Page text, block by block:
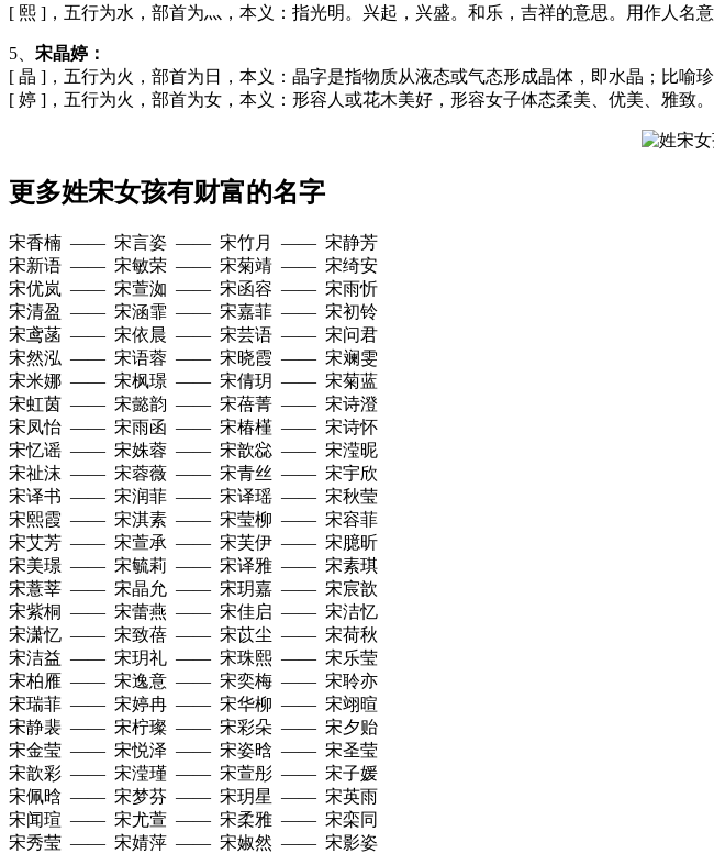
[ 熙 ]，五行为水，部首为灬，本义：指光明。兴起，兴盛。和乐，吉祥的意思。用作人名
5、 宋晶婷：
[ 晶 ]，五行为火，部首为日，本义：晶字是指物质从液态或气态形成晶体，即水晶；比喻
[ 婷 ]，五行为火，部首为女，本义：形容人或花木美好，形容女子体态柔美、优美、雅致
更多姓宋女孩有财富的名字
宋香楠 —— 宋言姿 —— 宋竹月 —— 宋静芳
宋新语 —— 宋敏荣 —— 宋菊靖 —— 宋绮安
宋优岚 —— 宋萱洳 —— 宋函容 —— 宋雨忻
宋清盈 —— 宋涵霏 —— 宋嘉菲 —— 宋初铃
宋鸢菡 —— 宋依晨 —— 宋芸语 —— 宋问君
宋然泓 —— 宋语蓉 —— 宋晓霞 —— 宋斓雯
宋米娜 —— 宋枫璟 —— 宋倩玥 —— 宋菊蓝
宋虹茵 —— 宋懿韵 —— 宋蓓菁 —— 宋诗澄
宋凤怡 —— 宋雨函 —— 宋椿槿 —— 宋诗怀
宋忆谣 —— 宋姝蓉 —— 宋歆惢 —— 宋滢昵
宋祉沫 —— 宋蓉薇 —— 宋青丝 —— 宋宇欣
宋译书 —— 宋润菲 —— 宋译瑶 —— 宋秋莹
宋熙霞 —— 宋淇素 —— 宋莹柳 —— 宋容菲
宋艾芳 —— 宋萱承 —— 宋芙伊 —— 宋臆昕
宋美璟 —— 宋毓莉 —— 宋译雅 —— 宋素琪
宋薏莘 —— 宋晶允 —— 宋玥嘉 —— 宋宸歆
宋紫桐 —— 宋蕾燕 —— 宋佳启 —— 宋洁忆
宋潇忆 —— 宋致蓓 —— 宋苡尘 —— 宋荷秋
宋洁益 —— 宋玥礼 —— 宋珠熙 —— 宋乐莹
宋柏雁 —— 宋逸意 —— 宋奕梅 —— 宋聆亦
宋瑞菲 —— 宋婷冉 —— 宋华柳 —— 宋翊暄
宋静裴 —— 宋柠璨 —— 宋彩朵 —— 宋夕贻
宋金莹 —— 宋悦泽 —— 宋姿晗 —— 宋圣莹
宋歆彩 —— 宋滢瑾 —— 宋萱彤 —— 宋子媛
宋佩晗 —— 宋梦芬 —— 宋玥星 —— 宋英雨
宋闻瑄 —— 宋尤萱 —— 宋柔雅 —— 宋栾同
宋秀莹 —— 宋婧萍 —— 宋婌然 —— 宋影姿